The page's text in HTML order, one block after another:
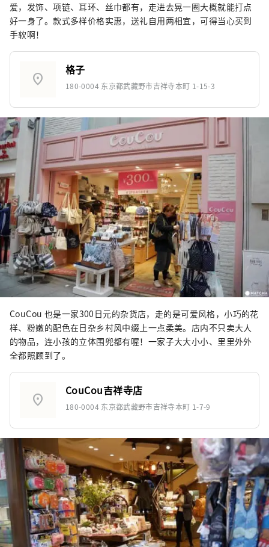
爱，发饰、项链、耳环、丝巾都有，走进去晃一圈大概就能打点
好一身了。款式多样价格实惠，送礼自用两相宜，可得当心买到
手软啊！
location_on
格子
180-0004 东京都武藏野市吉祥寺本町 1-15-3
CouCou 也是一家300日元的杂货店，走的是可爱风格，小巧的花
样、粉嫩的配色在日杂乡村风中缀上一点柔美。店内不只卖大人
的物品，连小孩的立体围兜都有喔！一家子大大小小、里里外外
全都照顾到了。
location_on
CouCou吉祥寺店
180-0004 东京都武藏野市吉祥寺本町 1-7-9